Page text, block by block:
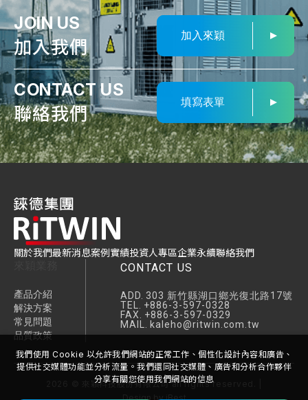
JOIN US
加入我們
加入來穎
CONTACT US
聯絡我們
填寫表單
關於我們最新消息案例實績投資人專區企業永續聯絡我們
產品介紹
解決方案
常見問題
品質政策
CONTACT US
ADD. 303 新竹縣湖口鄉光復北路17號
TEL. +886-3-597-0328
FAX. +886-3-597-0329
MAIL. kaleho@ritwin.com.tw
來穎科技股份有限公司 all rights reserved. |
Design
by iBest
我們使用 Cookie 以允許我們網站的正常工作、個性化設計內容和廣告、
提供社交媒體功能並分析流量。我們還同社交媒體、廣告和分析合作夥伴
分享有關您使用我們網站的信息